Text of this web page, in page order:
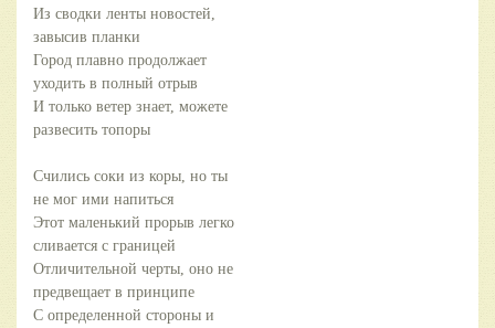
Из сводки ленты новостей,
завысив планки
Город плавно продолжает
уходить в полный отрыв
И только ветер знает, можете
развесить топоры
Счились соки из коры, но ты
не мог ими напиться
Этот маленький прорыв легко
сливается с границей
Отличительной черты, оно не
предвещает в принципе
С определенной стороны и